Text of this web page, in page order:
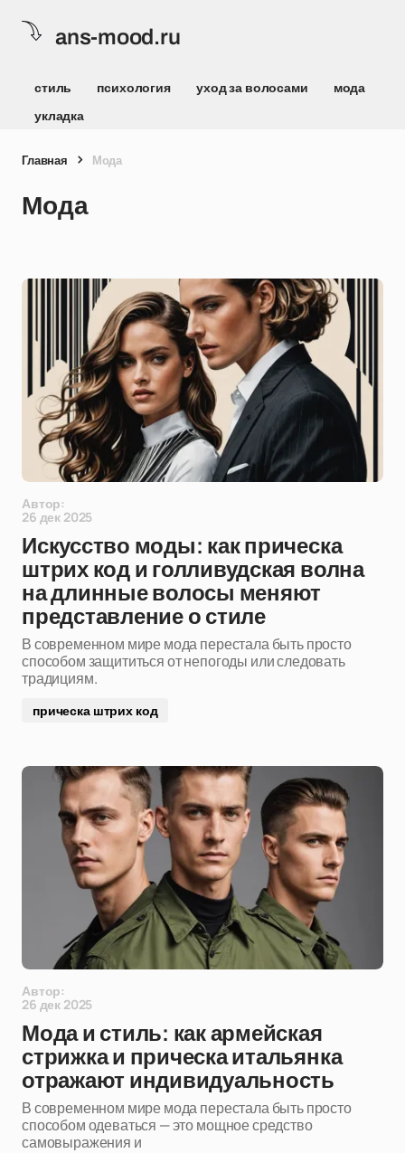
ans-mood.ru
стиль психология уход за волосами
мода
укладка
Главная Мода
Мода
Автор:
26 дек 2025
Искусство моды: как прическа
штрих код и голливудская волна
на длинные волосы меняют
представление о стиле
В современном мире мода перестала быть просто
способом защититься от непогоды или следовать
традициям.
прическа штрих код
Автор:
26 дек 2025
Мода и стиль: как армейская
стрижка и прическа итальянка
отражают индивидуальность
В современном мире мода перестала быть просто
способом одеваться — это мощное средство
самовыражения и